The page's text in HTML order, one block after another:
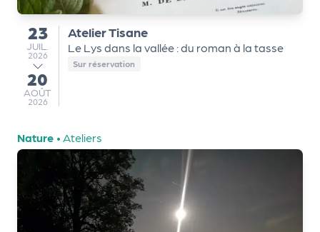
du
23
JUILLET
JUIL.
2026
au
20
AOÛT
AOÛT
2026
Atelier Tisane
Le Lys dans la vallée : du roman à la tasse
Sur réservation
Nature • Ateliers
n
is
a
s
L
e
cl
u